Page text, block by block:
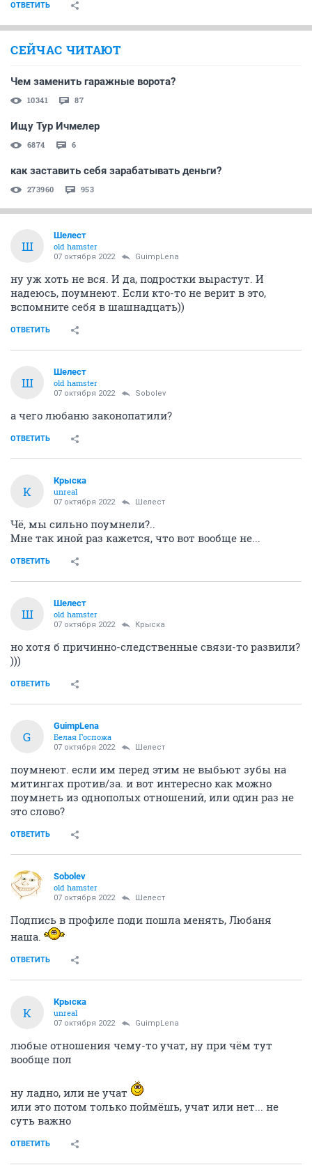
ОТВЕТИТЬ
СЕЙЧАС ЧИТАЮТ
Чем заменить гаражные ворота?
10341 87
Ищу Тур Ичмелер
6874 6
как заставить себя зарабатывать деньги?
273960 953
Ш
Шелест
old hamster
07 октября 2022 GuimpLena
ну уж хоть не вся. И да, подростки вырастут. И
надеюсь, поумнеют. Если кто-то не верит в это,
вспомните себя в шашнадцать))
ОТВЕТИТЬ
Ш
Шелест
old hamster
07 октября 2022 Sobolev
а чего любаню законопатили?
ОТВЕТИТЬ
К
Крыска
unreal
07 октября 2022 Шелест
Чё, мы сильно поумнели?..
Мне так иной раз кажется, что вот вообще не...
ОТВЕТИТЬ
Ш
Шелест
old hamster
07 октября 2022 Крыска
но хотя б причинно-следственные связи-то развили?
)))
ОТВЕТИТЬ
G
GuimpLena
Белая Госпожа
07 октября 2022 Шелест
поумнеют. если им перед этим не выбьют зубы на
митингах против/за. и вот интересно как можно
поумнеть из однополых отношений, или один раз не
это слово?
ОТВЕТИТЬ
Sobolev
old hamster
07 октября 2022 Шелест
Подпись в профиле поди пошла менять, Любаня
наша.
ОТВЕТИТЬ
К
Крыска
unreal
07 октября 2022 GuimpLena
любые отношения чему-то учат, ну при чём тут
вообще пол
ну ладно, или не учат
или это потом только поймёшь, учат или нет... не
суть важно
ОТВЕТИТЬ